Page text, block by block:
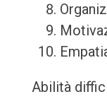
Abilità